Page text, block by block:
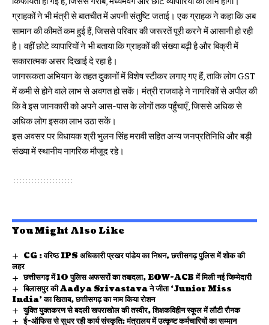
ग्राहकों ने भी मंत्री से बातचीत में अपनी संतुष्टि जताई। एक ग्राहक ने कहा कि अब
सामान की कीमतें कम हुई हैं, जिससे परिवार की जरूरतें पूरी करने में आसानी हो रही
है। वहीं छोटे व्यापारियों ने भी बताया कि ग्राहकों की संख्या बढ़ी है और बिक्री में
सकारात्मक असर दिखाई दे रहा है।
जागरूकता अभियान के तहत दुकानों में विशेष स्टीकर लगाए गए हैं, ताकि लोग GST
में कमी से होने वाले लाभ से अवगत हो सकें। मंत्री राजवाड़े ने नागरिकों से अपील की
कि वे इस जानकारी को अपने आस-पास के लोगों तक पहुँचाएँ, जिससे अधिक से
अधिक लोग इसका लाभ उठा सकें।
इस अवसर पर विधायक श्री भुलन सिंह मरावी सहित अन्य जनप्रतिनिधि और बड़ी
संख्या में स्थानीय नागरिक मौजूद रहे।
You Might Also Like
CG : वरिष्ठ IPS अधिकारी प्रखर पांडेय का निधन, छत्तीसगढ़ पुलिस में शोक की
लहर
छत्तीसगढ़ में 10 पुलिस अफसरों का तबादला, EOW-ACB में मिली नई जिम्मेदारी
बिलासपुर की Aadya Srivastava ने जीता ‘Junior Miss
India’ का खिताब, छत्तीसगढ़ का नाम किया रोशन
युक्ति युक्तकरण से बदली खपराखोल की तस्वीर, शिक्षकविहीन स्कूल में लौटी रौनक
ई-ऑफिस से सुधर रही कार्य संस्कृति: मंत्रालय में उत्कृष्ट कर्मचारियों का सम्मान